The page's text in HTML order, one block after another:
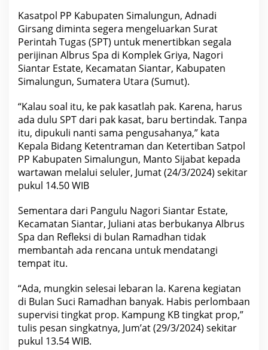
r
k
a
n
S
P
T
U
n
u
k
M
n
e
r
t
b
k
n
b
r
u
a
d
i
K
o
m
p
Kasatpol PP Kabupaten Simalungun, Adnadi
Girsang diminta segera mengeluarkan Surat
Perintah Tugas (SPT) untuk menertibkan segala
perijinan Albrus Spa di Komplek Griya, Nagori
Siantar Estate, Kecamatan Siantar, Kabupaten
Simalungun, Sumatera Utara (Sumut).
“Kalau soal itu, ke pak kasatlah pak. Karena, harus
ada dulu SPT dari pak kasat, baru bertindak. Tanpa
itu, dipukuli nanti sama pengusahanya,” kata
Kepala Bidang Ketentraman dan Ketertiban Satpol
PP Kabupaten Simalungun, Manto Sijabat kepada
wartawan melalui seluler, Jumat (24/3/2024) sekitar
pukul 14.50 WIB
Sementara dari Pangulu Nagori Siantar Estate,
Kecamatan Siantar, Juliani atas berbukanya Albrus
Spa dan Refleksi di bulan Ramadhan tidak
membantah ada rencana untuk mendatangi
tempat itu.
“Ada, mungkin selesai lebaran la. Karena kegiatan
di Bulan Suci Ramadhan banyak. Habis perlombaan
supervisi tingkat prop. Kampung KB tingkat prop,”
tulis pesan singkatnya, Jum’at (29/3/2024) sekitar
pukul 13.54 WIB.